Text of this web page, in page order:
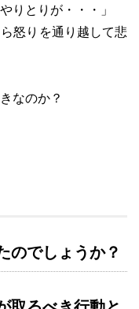
りとりが・・・」
怒りを通り越して悲
なのか？
のでしょうか？